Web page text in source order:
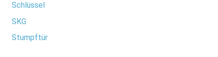
Schlüssel
SKG
Stumpftür